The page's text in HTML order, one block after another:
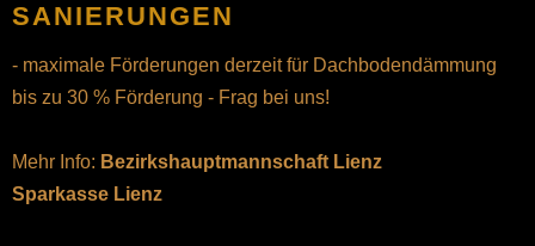
SANIERUNGEN
- maximale Förderungen derzeit für Dachbodendämmung
bis zu 30 % Förderung - Frag bei uns!
Mehr Info: Bezirkshauptmannschaft Lienz
Sparkasse Lienz